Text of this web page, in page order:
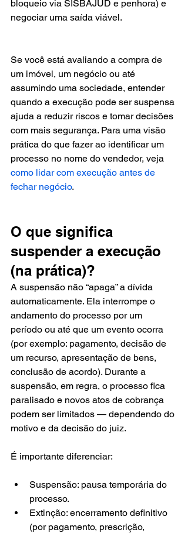
bloqueio via SISBAJUD e penhora) e
negociar uma saída viável.
Se você está avaliando a compra de
um imóvel, um negócio ou até
assumindo uma sociedade, entender
quando a execução pode ser suspensa
ajuda a reduzir riscos e tomar decisões
com mais segurança. Para uma visão
prática do que fazer ao identificar um
processo no nome do vendedor, veja
como lidar com execução antes de
fechar negócio.
O que significa
suspender a execução
(na prática)?
A suspensão não “apaga” a dívida
automaticamente. Ela interrompe o
andamento do processo por um
período ou até que um evento ocorra
(por exemplo: pagamento, decisão de
um recurso, apresentação de bens,
conclusão de acordo). Durante a
suspensão, em regra, o processo fica
paralisado e novos atos de cobrança
podem ser limitados — dependendo do
motivo e da decisão do juiz.
É importante diferenciar:
Suspensão: pausa temporária do
processo.
Extinção: encerramento definitivo
(por pagamento, prescrição,